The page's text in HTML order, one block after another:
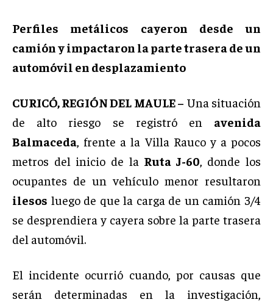
Perfiles metálicos cayeron desde un
camión y impactaron la parte trasera de un
automóvil en desplazamiento
CURICÓ, REGIÓN DEL MAULE – Una situación
de alto riesgo se registró en avenida
Balmaceda, frente a la Villa Rauco y a pocos
metros del inicio de la Ruta J-60, donde los
ocupantes de un vehículo menor resultaron
ilesos luego de que la carga de un camión 3/4
se desprendiera y cayera sobre la parte trasera
del automóvil.
El incidente ocurrió cuando, por causas que
serán determinadas en la investigación,